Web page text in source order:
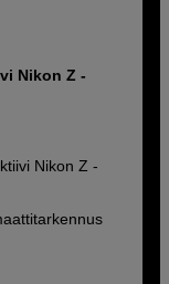
Nikon Z -
Nikon Z -